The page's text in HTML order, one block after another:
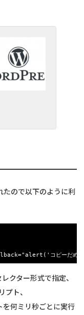
ので以下のように利
ター形式で指定、
ト、
何ミリ秒ごとに実行